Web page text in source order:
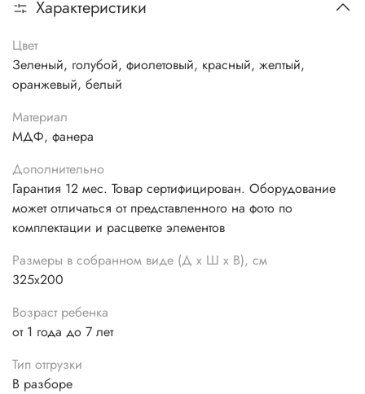
Характеристики
Цвет
Зеленый, голубой, фиолетовый, красный, желтый,
оранжевый, белый
Материал
МДФ, фанера
Дополнительно
Гарантия 12 мес. Товар сертифицирован. Оборудование
может отличаться от представленного на фото по
комплектации и расцветке элементов
Размеры в собранном виде (Д х Ш х В), см
325х200
Возраст ребенка
от 1 года до 7 лет
Тип отгрузки
В разборе